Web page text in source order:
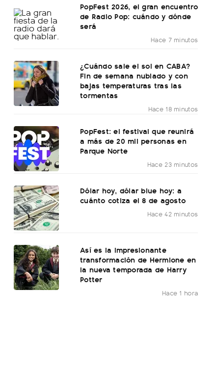
PopFest 2026, el gran encuentro
de Radio Pop: cuándo y dónde
será
Hace 7 minutos
¿Cuándo sale el sol en CABA?
Fin de semana nublado y con
bajas temperaturas tras las
tormentas
Hace 18 minutos
PopFest: el festival que reunirá
a más de 20 mil personas en
Parque Norte
Hace 23 minutos
Dólar hoy, dólar blue hoy: a
cuánto cotiza el 8 de agosto
Hace 42 minutos
Así es la impresionante
transformación de Hermione en
la nueva temporada de Harry
Potter
Hace 1 hora